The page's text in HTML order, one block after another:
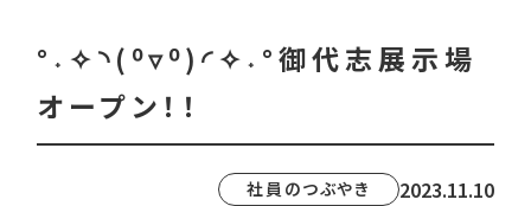
°˖✧◝(⁰▿⁰)◜✧˖°御代志展示場
オープン！！
社員のつぶやき 2023.11.10